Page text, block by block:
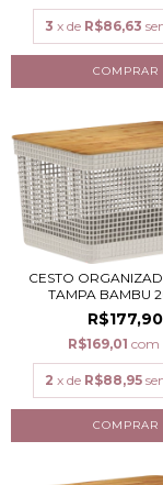
3 x de R$86,63
CESTO
TAMPA BAMBU
R$177,90
R$169,01 com
2 x de R$88,95